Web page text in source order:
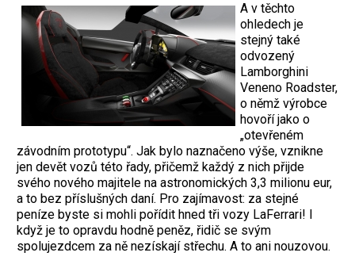
A v těchto
ohledech je
stejný také
odvozený
Lamborghini
Veneno Roadster,
o němž výrobce
hovoří jako o
„otevřeném
závodním prototypu“. Jak bylo naznačeno výše, vznikne
jen devět vozů této řady, přičemž každý z nich přijde
svého nového majitele na astronomických 3,3 milionu eur,
a to bez příslušných daní. Pro zajímavost: za stejné
peníze byste si mohli pořídit hned tři vozy LaFerrari! I
když je to opravdu hodně peněz, řidič se svým
spolujezdcem za ně nezískají střechu. A to ani nouzovou.